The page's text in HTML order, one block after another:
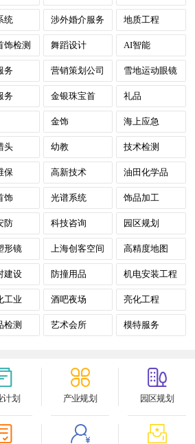
统 涉外婚介服务 地质工程
饰检测 舞蹈设计 AI智能
务 营销策划公司 雪地运动眼镜
务 金银珠宝首 礼品
金饰 海上应急
头 幼教 技术检测
保 高新技术 油田化学品
饰 光谱系统 饰品加工
防 科技咨询 园区规划
形镜 上海创客空间 高精度地图
建设 防撞用品 机电安装工程
工业 酒吧夜场 亮化工程
检测 艺术会所 模特服务
计划 产业规划 园区规划